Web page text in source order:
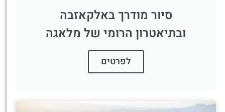
סיור מודרך באלקאזבה
ובתיאטרון הרומי של מלאגה
לפרטים